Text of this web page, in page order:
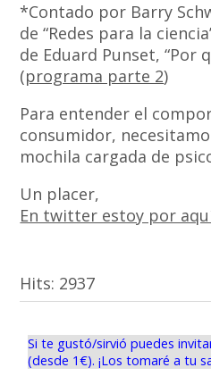
*Contado por Barry
de “Redes para la
de Eduard Punset, “Por
(programa parte 2)
Para entender el
consumidor,
mochila cargada de
Un placer,
En twitter estoy por
Hits: 2937
Si te gustó/sirvió puedes
(desde 1€). ¡Los tomaré a tu